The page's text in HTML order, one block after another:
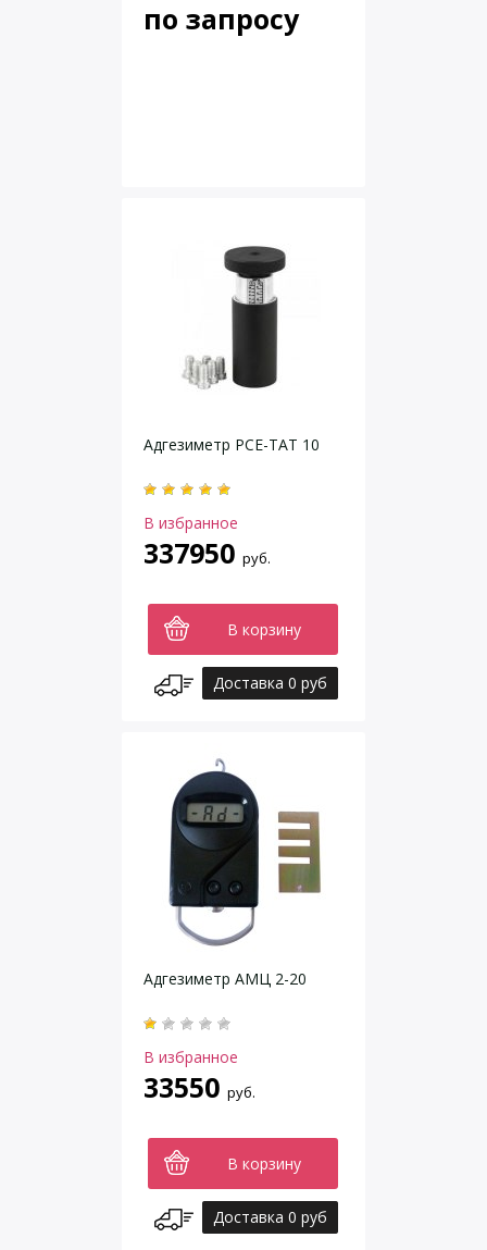
по запросу
Адгезиметр PCE-TAT 10
В избранное
337950 руб.
В корзину
Доставка 0 руб
Адгезиметр АМЦ 2-20
В избранное
33550 руб.
В корзину
Доставка 0 руб